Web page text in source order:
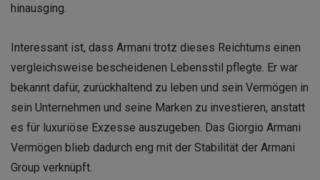
hinausging.
Interessant ist, dass Armani trotz dieses Reichtums einen
vergleichsweise bescheidenen Lebensstil pflegte. Er war
bekannt dafür, zurückhaltend zu leben und sein Vermögen in
sein Unternehmen und seine Marken zu investieren, anstatt
es für luxuriöse Exzesse auszugeben. Das Giorgio Armani
Vermögen blieb dadurch eng mit der Stabilität der Armani
Group verknüpft.